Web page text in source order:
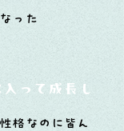
った
入って成長した
格なのに皆ん